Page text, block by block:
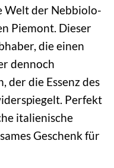
Welt der Nebbiolo-
Piemont. Dieser
die einen
dennoch
der die Essenz des
Perfekt
italienische
Geschenk für